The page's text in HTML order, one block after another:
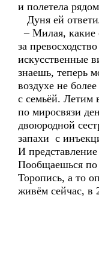
и полетела
Дуня ей
– Милая, какие
за
искусственные
знаешь, теперь
воздухе не
с семьёй. Летим
по миросвязи
двоюродной
запахи с
И
Пообщаешься по
Торопись, а то
живём сейчас, в